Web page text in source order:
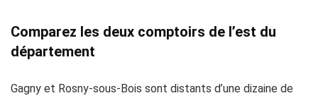
Comparez les deux comptoirs de l’est du
département
Gagny et Rosny-sous-Bois sont distants d’une dizaine de